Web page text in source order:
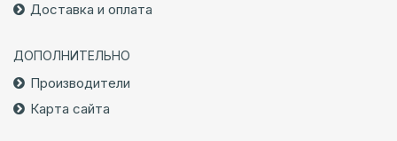
Доставка и оплата
ДОПОЛНИТЕЛЬНО
Производители
Карта сайта